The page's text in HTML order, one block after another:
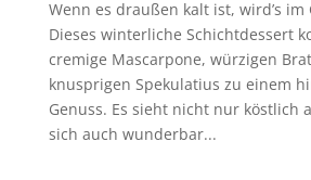
Wenn es draußen kalt ist, wird’s im
Dieses winterliche Schichtdessert
cremige Mascarpone, würzigen
knusprigen Spekulatius zu einem
Genuss. Es sieht nicht nur köstlich
sich auch wunderbar...